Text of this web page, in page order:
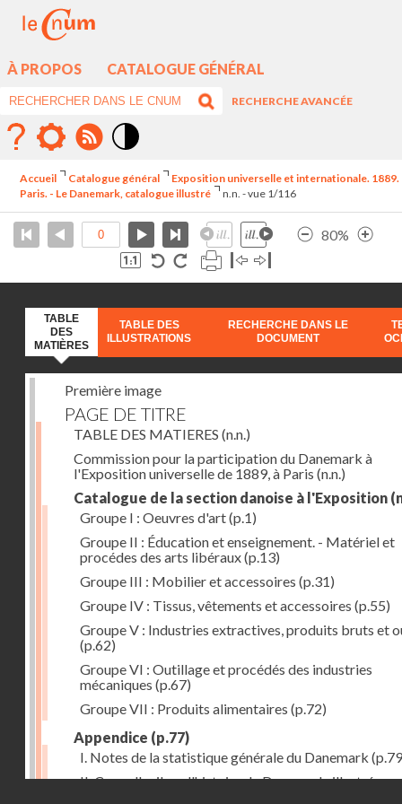
À PROPOS CATALOGUE GÉNÉRAL
RECHERCHE AVANCÉE
élévé
Accueil Catalogue général
Exposition universelle et internationale. 1889.
Paris. - Le Danemark, catalogue illustré
n.n. - vue 1/116
80%
TABLE
DES
MATIÈRES
TABLE DES
ILLUSTRATIONS
RECHERCHE DANS LE
DOCUMENT
Première image
PAGE DE TITRE
TABLE DES MATIERES (n.n.)
Commission pour la participation du Danemark à
l'Exposition universelle de 1889, à Paris (n.n.)
Catalogue de la section danoise à l'Exposition
Groupe I : Oeuvres d'art(p.1)
Groupe II : Éducation et enseignement. - Matériel et
procédes des arts libéraux(p.13)
Groupe III : Mobilier et accessoires (p.31)
Groupe IV : Tissus, vêtements et accessoires (p.55)
Groupe V : Industries extractives, produits bruts et
(p.62)
Groupe VI : Outillage et procédés des industries
mécaniques (p.67)
Groupe VII : Produits alimentaires (p.72)
Appendice (p.77)
I. Notes de la statistique générale du Danemark
II. Coup d'oeil sur l'histoire de Danemark, illustrée